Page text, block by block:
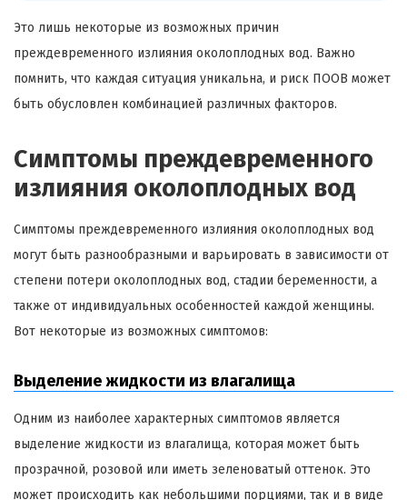
Это лишь некоторые из возможных причин
преждевременного излияния околоплодных вод. Важно
помнить, что каждая ситуация уникальна, и риск ПООВ может
быть обусловлен комбинацией различных факторов.
Симптомы преждевременного
излияния околоплодных вод
Симптомы преждевременного излияния околоплодных вод
могут быть разнообразными и варьировать в зависимости от
степени потери околоплодных вод, стадии беременности, а
также от индивидуальных особенностей каждой женщины.
Вот некоторые из возможных симптомов:
Выделение жидкости из влагалища
Одним из наиболее характерных симптомов является
выделение жидкости из влагалища, которая может быть
прозрачной, розовой или иметь зеленоватый оттенок. Это
может происходить как небольшими порциями, так и в виде